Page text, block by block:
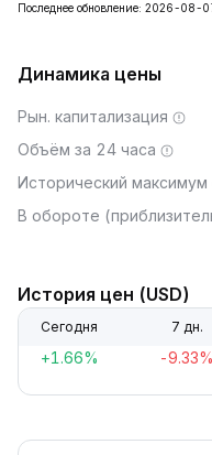
Последнее обновление: 2026-08-
Динамика цены
Рын. капитализация
Объём за 24 часа
Исторический максимум
В обороте
История цен (USD)
Сегодня 7 дн.
+1.66% -9.33%